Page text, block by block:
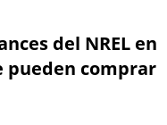
del NREL en
pueden comprar